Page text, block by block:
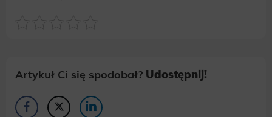
Artykuł Ci się spodobał? Udostępnij!